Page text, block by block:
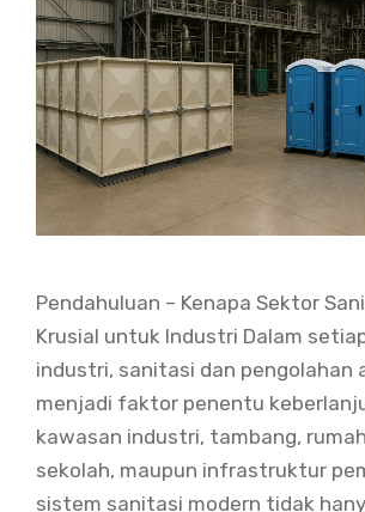
Pendahuluan – Kenapa Sektor
Krusial untuk Industri Dalam
industri, sanitasi dan pengolahan
menjadi faktor penentu
kawasan industri, tambang,
sekolah, maupun infrastruktur
sistem sanitasi modern tidak